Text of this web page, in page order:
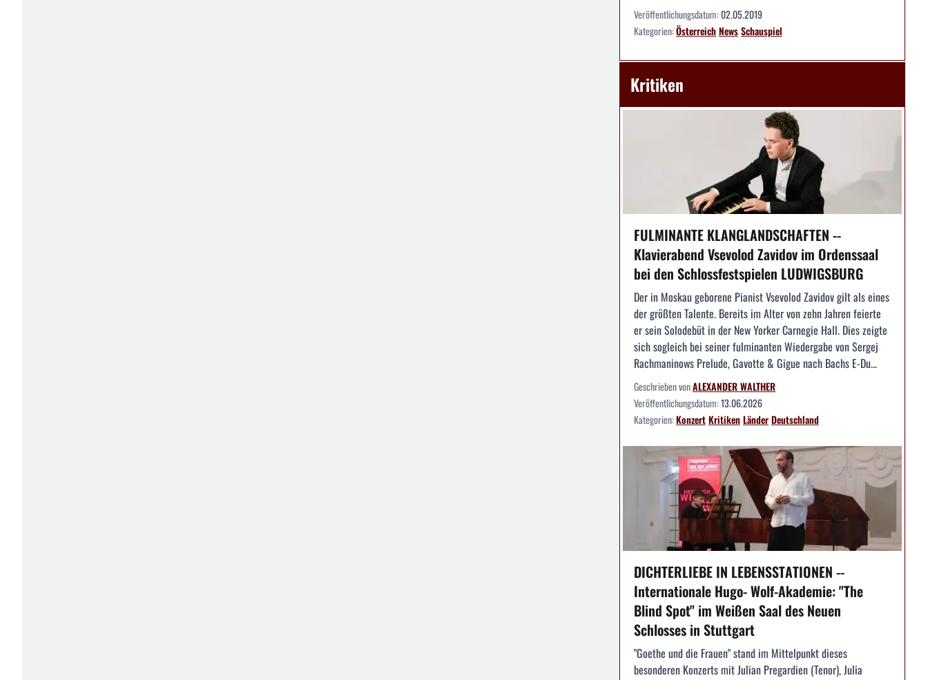
Veröffentlichungsdatum:02.05.2019
Kategorien:ÖsterreichNewsSchauspiel
Kritiken
FULMINANTE KLANGLANDSCHAFTEN --
Klavierabend Vsevolod Zavidov im Ordenssaal
bei den Schlossfestspielen LUDWIGSBURG
Der in Moskau geborene Pianist Vsevolod Zavidov gilt als eines
der größten Talente. Bereits im Alter von zehn Jahren feierte
er sein Solodebüt in der New Yorker Carnegie Hall. Dies zeigte
sich sogleich bei seiner fulminanten Wiedergabe von Sergej
Rachmaninows Prelude, Gavotte & Gigue nach Bachs E-Du...
Geschrieben vonALEXANDER WALTHER
Veröffentlichungsdatum:13.06.2026
Kategorien:KonzertKritikenLänderDeutschland
DICHTERLIEBE IN LEBENSSTATIONEN --
Internationale Hugo- Wolf-Akademie: "The
Blind Spot" im Weißen Saal des Neuen
Schlosses in Stuttgart
"Goethe und die Frauen" stand im Mittelpunkt dieses
besonderen Konzerts mit Julian Pregardien (Tenor), Julia